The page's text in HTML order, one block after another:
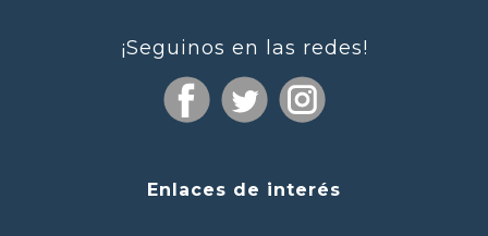
¡Seguinos en las redes!
Enlaces de interés